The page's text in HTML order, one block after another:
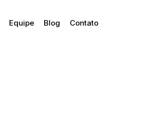
Equipe Blog Contato